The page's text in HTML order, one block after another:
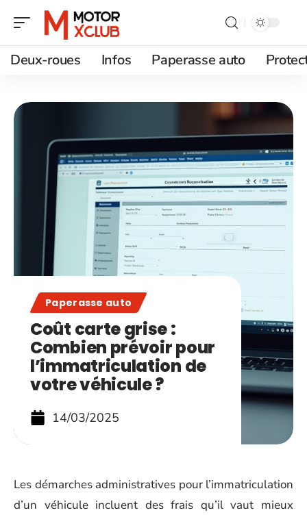
Deux-roues Infos Paperasse auto
Paperasse auto
Coût carte grise :
Combien prévoir pour
l’immatriculation de
votre véhicule ?
14/03/2025
Les démarches administratives pour l’immatriculation
d’un véhicule incluent des frais qu’il vaut mieux